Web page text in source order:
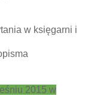
w księgarni i
2015 w